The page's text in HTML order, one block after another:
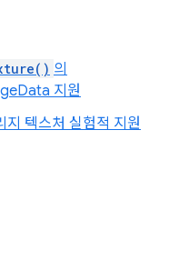
의
지원
텍스처 실험적 지원